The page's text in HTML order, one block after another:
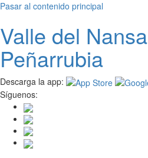
Pasar al contenido principal
Valle del Nansa
Peñarrubia
Descarga la app:
Síguenos: